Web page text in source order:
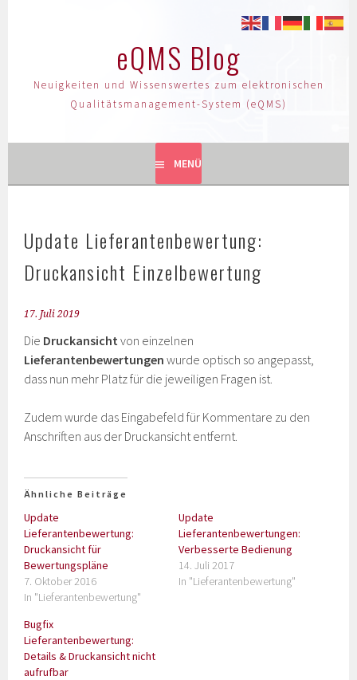
eQMS Blog
Neuigkeiten und Wissenswertes zum elektronischen
Qualitätsmanagement-System (eQMS)
MENÜ
Update Lieferantenbewertung:
Druckansicht Einzelbewertung
17. Juli 2019
Die Druckansicht von einzelnen
Lieferantenbewertungen wurde optisch so angepasst,
dass nun mehr Platz für die jeweiligen Fragen ist.
Zudem wurde das Eingabefeld für Kommentare zu den
Anschriften aus der Druckansicht entfernt.
Ähnliche Beiträge
Update
Lieferantenbewertung:
Druckansicht für
Bewertungspläne
7. Oktober 2016
In "Lieferantenbewertung"
Update
Lieferantenbewertungen:
Verbesserte Bedienung
14. Juli 2017
In "Lieferantenbewertung"
Bugfix
Lieferantenbewertung:
Details & Druckansicht nicht
aufrufbar